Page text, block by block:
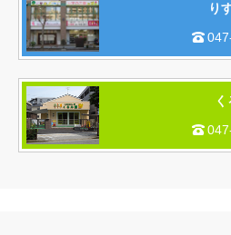
り

